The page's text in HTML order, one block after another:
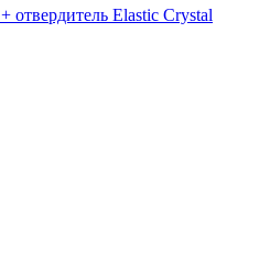
Elastic Crystal